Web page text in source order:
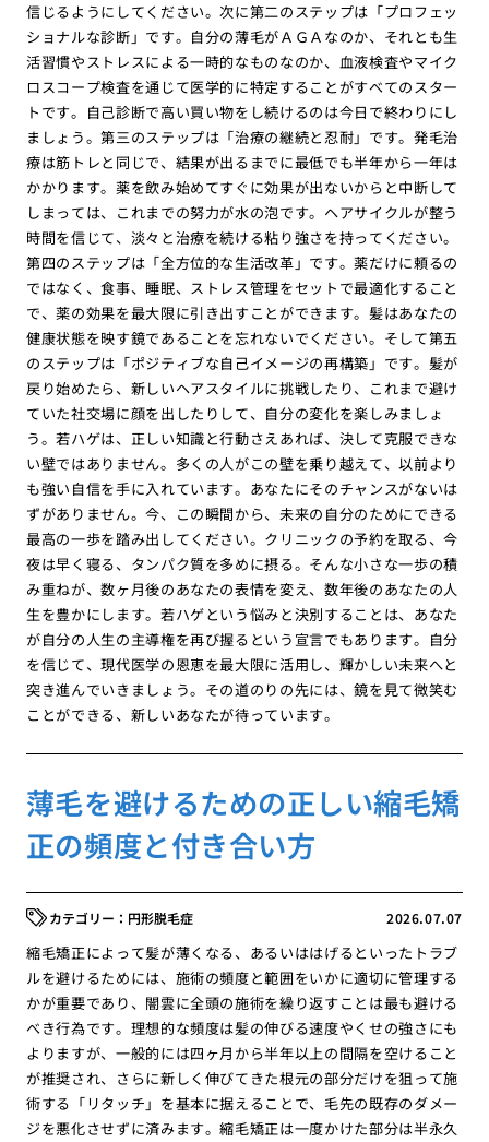
信じるようにしてください。次に第二のステップは「プロフェッ
ショナルな診断」です。自分の薄毛がＡＧＡなのか、それとも生
活習慣やストレスによる一時的なものなのか、血液検査やマイク
ロスコープ検査を通じて医学的に特定することがすべてのスター
トです。自己診断で高い買い物をし続けるのは今日で終わりにし
ましょう。第三のステップは「治療の継続と忍耐」です。発毛治
療は筋トレと同じで、結果が出るまでに最低でも半年から一年は
かかります。薬を飲み始めてすぐに効果が出ないからと中断して
しまっては、これまでの努力が水の泡です。ヘアサイクルが整う
時間を信じて、淡々と治療を続ける粘り強さを持ってください。
第四のステップは「全方位的な生活改革」です。薬だけに頼るの
ではなく、食事、睡眠、ストレス管理をセットで最適化すること
で、薬の効果を最大限に引き出すことができます。髪はあなたの
健康状態を映す鏡であることを忘れないでください。そして第五
のステップは「ポジティブな自己イメージの再構築」です。髪が
戻り始めたら、新しいヘアスタイルに挑戦したり、これまで避け
ていた社交場に顔を出したりして、自分の変化を楽しみましょ
う。若ハゲは、正しい知識と行動さえあれば、決して克服できな
い壁ではありません。多くの人がこの壁を乗り越えて、以前より
も強い自信を手に入れています。あなたにそのチャンスがないは
ずがありません。今、この瞬間から、未来の自分のためにできる
最高の一歩を踏み出してください。クリニックの予約を取る、今
夜は早く寝る、タンパク質を多めに摂る。そんな小さな一歩の積
み重ねが、数ヶ月後のあなたの表情を変え、数年後のあなたの人
生を豊かにします。若ハゲという悩みと決別することは、あなた
が自分の人生の主導権を再び握るという宣言でもあります。自分
を信じて、現代医学の恩恵を最大限に活用し、輝かしい未来へと
突き進んでいきましょう。その道のりの先には、鏡を見て微笑む
ことができる、新しいあなたが待っています。
薄毛を避けるための正しい縮毛矯
正の頻度と付き合い方
2026.07.07
円形脱毛症
縮毛矯正によって髪が薄くなる、あるいははげるといったトラブ
ルを避けるためには、施術の頻度と範囲をいかに適切に管理する
かが重要であり、闇雲に全頭の施術を繰り返すことは最も避ける
べき行為です。理想的な頻度は髪の伸びる速度やくせの強さにも
よりますが、一般的には四ヶ月から半年以上の間隔を空けること
が推奨され、さらに新しく伸びてきた根元の部分だけを狙って施
術する「リタッチ」を基本に据えることで、毛先の既存のダメー
ジを悪化させずに済みます。縮毛矯正は一度かけた部分は半永久